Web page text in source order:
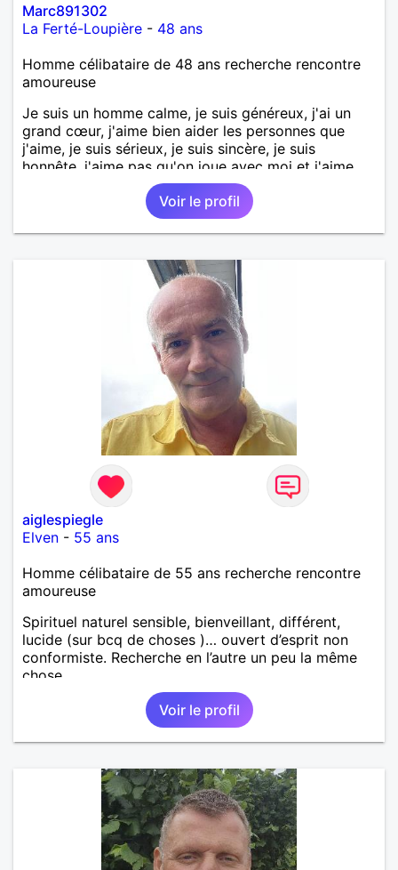
Marc891302
La Ferté-Loupière - 48 ans
Homme célibataire de 48 ans recherche rencontre
amoureuse
Je suis un homme calme, je suis généreux, j'ai un
grand cœur, j'aime bien aider les personnes que
j'aime, je suis sérieux, je suis sincère, je suis
honnête, j'aime pas qu'on joue avec moi et j'aime
pas les mensonges. Je cherche une relation
amoureuse et sérieuse.Voir le profil
aiglespiegle
Elven - 55 ans
Homme célibataire de 55 ans recherche rencontre
amoureuse
Spirituel naturel sensible, bienveillant, différent,
lucide (sur bcq de choses )… ouvert d’esprit non
conformiste. Recherche en l’autre un peu la même
chose…
Voir le profil